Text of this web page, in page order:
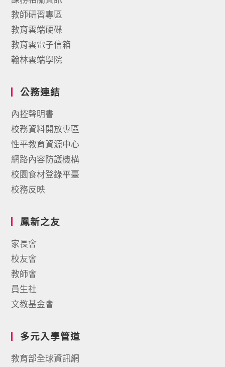
教師研習專區
教育雲端硬碟
教育雲電子信箱
翰林雲端學院
公務連結
內控聲明書
校務資料開放專區
性平教育資源中心
網路內容防護機構
校園食材登錄平臺
校務反映
鳳新之友
家長會
校友會
教師會
員生社
文教基金會
多元入學管道
教育部全球資訊網